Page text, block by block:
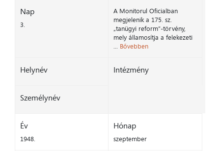
Nap
3.
A Monitorul Oficialban
megjelenik a 175. sz.
„tanügyi reform”-törvény,
mely államosítja a felekezeti
... Bővebben
Helynév Intézmény
Személynév
Év
1948.
Hónap
szeptember